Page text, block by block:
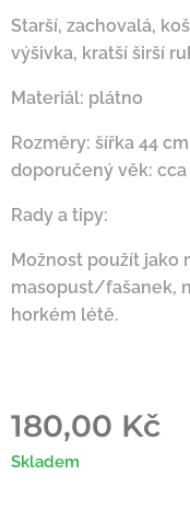
Starší, zachovalá,
výšivka, kratší širší
Materiál: plátno
Rozměry: šířka 44
doporučený věk:
Rady a tipy:
Možnost použít jako
masopust/fašanek,
horkém létě.
180,00 Kč
Skladem